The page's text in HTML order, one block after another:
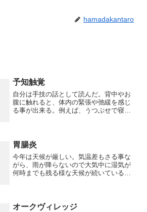
hamadakantaro
予知触覚
自分は手技の話として読んだ。背中やお
腹に触れると、体内の緊張や弛緩を感じ
る事が出来る。例えば、うつぶせで寝て
る様に見るというか。人の両...
胃腸炎
今年は天候が厳しい。気温差もさる事な
がら、雨が降らないので大気中に湿気が
何時までも残る様な天候が続いている。
とんどだ。毎日、そればか...
オークヴィレッジ